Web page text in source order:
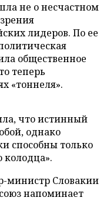
не о несчастном
лидеров. По ее
общественное
теперь
«тоннеля».
что истинный
однако
способны только
колодца».
министр Словакии
напоминает